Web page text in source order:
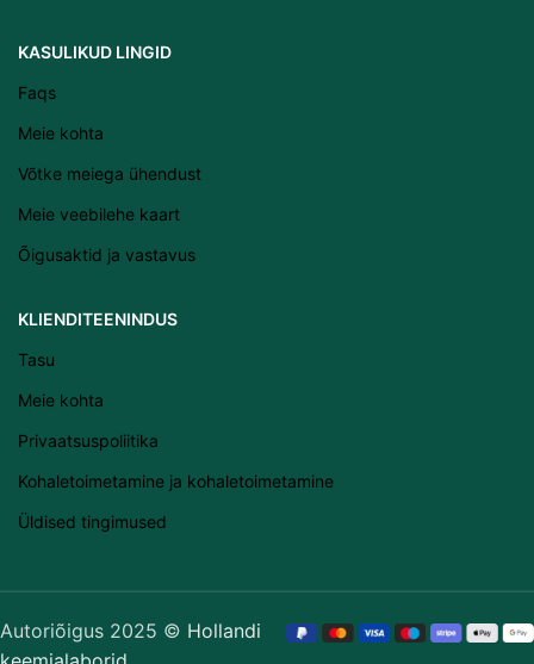
KASULIKUD LINGID
Faqs
Meie kohta
Võtke meiega ühendust
Meie veebilehe kaart
Õigusaktid ja vastavus
KLIENDITEENINDUS
Tasu
Meie kohta
Privaatsuspoliitika
Kohaletoimetamine ja kohaletoimetamine
Üldised tingimused
Autoriõigus 2025 © Hollandi
Português (AO90)